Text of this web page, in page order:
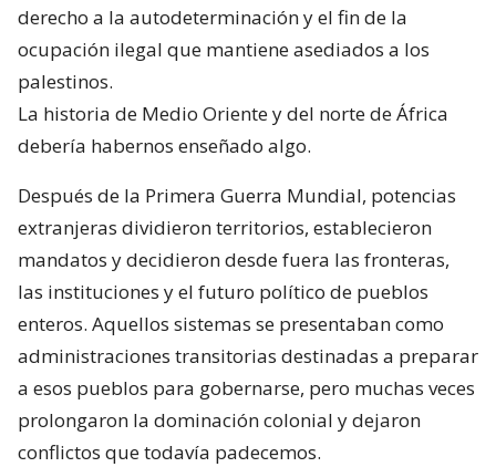
derecho a la autodeterminación y el fin de la
ocupación ilegal que mantiene asediados a los
palestinos.
La historia de Medio Oriente y del norte de África
debería habernos enseñado algo.
Después de la Primera Guerra Mundial, potencias
extranjeras dividieron territorios, establecieron
mandatos y decidieron desde fuera las fronteras,
las instituciones y el futuro político de pueblos
enteros. Aquellos sistemas se presentaban como
administraciones transitorias destinadas a preparar
a esos pueblos para gobernarse, pero muchas veces
prolongaron la dominación colonial y dejaron
conflictos que todavía padecemos.